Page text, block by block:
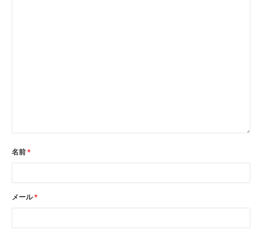
名前 *
メール*